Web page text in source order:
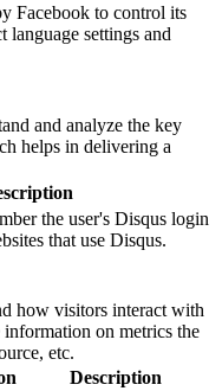
Facebook to control its
language settings and
and analyze the key
helps in delivering a
the user's Disqus login
that use Disqus.
how visitors interact with
on metrics the
etc.
Description